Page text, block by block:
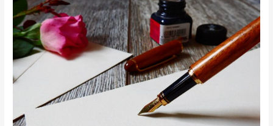
a
mi
nieta…